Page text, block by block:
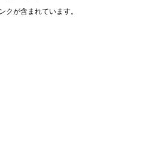
クが含まれています。